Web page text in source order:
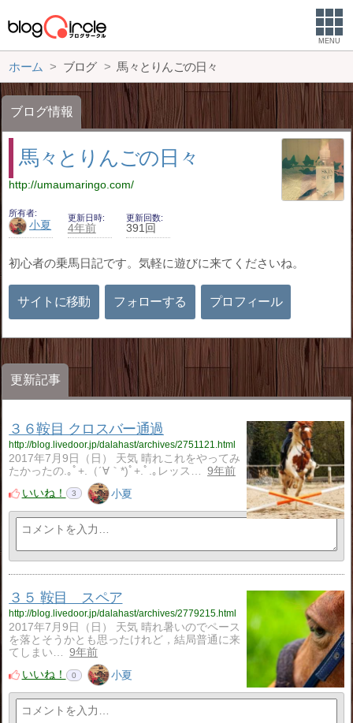
MENU
ホーム ブログ 馬々とりんごの日々
ブログ情報
馬々とりんごの日々
http://umaumaringo.com/
所有者
小夏
更新日時
4年前
更新回数
391回
初心者の乗馬日記です。気軽に遊びに来てくださいね。
サイトに移動 フォローする プロフィール
更新記事
３６鞍目 クロスバー通過
http://blog.livedoor.jp/dalahast/archives/2751121.html
2017年7月9日（日） 天気 晴れこれをやってみ
たかったの.｡ﾟ+.（´∀｀*)ﾟ+.ﾟ.｡レッス…
9年前
いいね！
3 小夏
３５ 鞍目 スペア
http://blog.livedoor.jp/dalahast/archives/2779215.html
2017年7月9日（日） 天気 晴れ暑いのでペース
を落とそうかとも思ったけれど，結局普通に来
てしまい…
9年前
いいね！
0 小夏